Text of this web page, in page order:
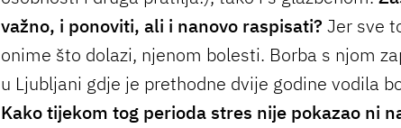
važno, i ponoviti, ali i nanovo raspisati? Jer sve
onime što dolazi, njenom bolesti. Borba s njom
u Ljubljani gdje je prethodne dvije godine vodila
Kako tijekom tog perioda stres nije pokazao ni